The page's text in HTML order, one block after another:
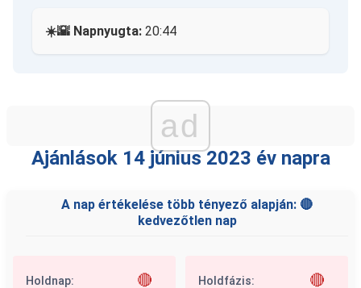
☀️🌇 Napnyugta: 20:44
ad
Ajánlások 14 június 2023 év napra
A nap értékelése több tényező alapján: 🔴
kedvezőtlen nap
Holdnap: 🔴 Holdfázis: 🔴